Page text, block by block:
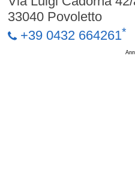
33040 Povoletto
+39 0432 664261*